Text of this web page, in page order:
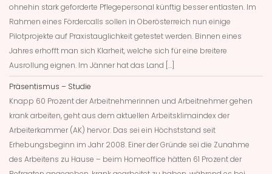
ohnehin stark geforderte Pflegepersonal künftig besser entlasten. Im
Rahmen eines Fördercalls sollen in Oberösterreich nun einige
Pilotprojekte auf Praxistauglichkeit getestet werden. Binnen eines
Jahres erhofft man sich Klarheit, welche sich für eine breitere
Ausrollung eignen. Im Jänner hat das Land […]
Präsentismus – Studie
Knapp 60 Prozent der Arbeitnehmerinnen und Arbeitnehmer gehen
krank arbeiten, geht aus dem aktuellen Arbeitsklimaindex der
Arbeiterkammer (AK) hervor. Das sei ein Höchststand seit
Erhebungsbeginn im Jahr 2008. Einer der Gründe sei die Zunahme
des Arbeitens zu Hause – beim Homeoffice hätten 61 Prozent der